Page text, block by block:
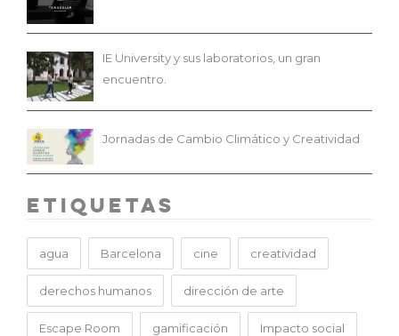
IE University y sus laboratorios, un gran
encuentro.
Jornadas de Cambio Climático y Creatividad
Etiquetas
agua Barcelona cine creatividad
derechos humanos dirección de arte
Escape Room gamificación Impacto social